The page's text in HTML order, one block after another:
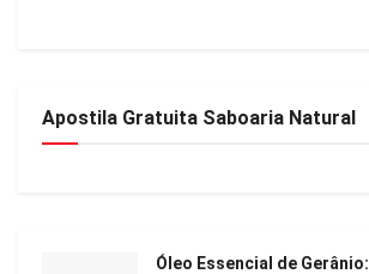
Apostila Gratuita Saboaria Natural
Óleo Essencial de